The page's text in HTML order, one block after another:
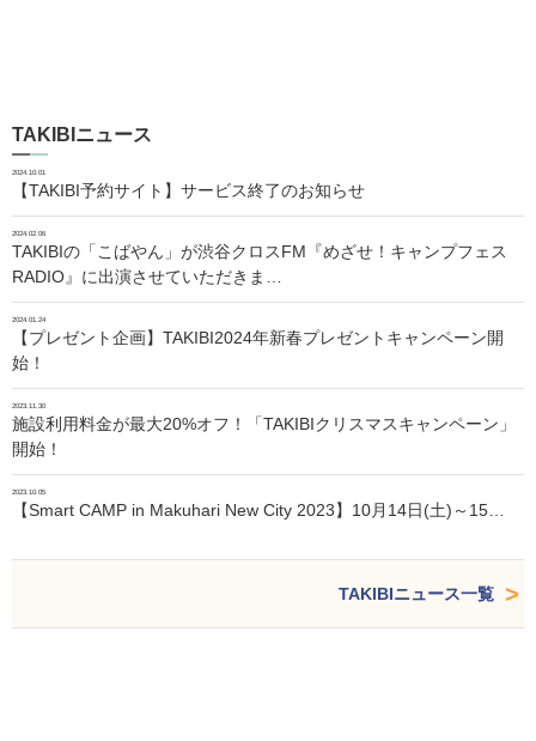
TAKIBIニュース
2024.10.01
【TAKIBI予約サイト】サービス終了のお知らせ
2024.02.06
TAKIBIの「こばやん」が渋谷クロスFM『めざせ！キャンプフェス
RADIO』に出演させていただきま…
2024.01.24
【プレゼント企画】TAKIBI2024年新春プレゼントキャンペーン開
始！
2023.11.30
施設利用料金が最大20%オフ！「TAKIBIクリスマスキャンペーン」
開始！
2023.10.05
【Smart CAMP in Makuhari New City 2023】10月14日(土)～15…
TAKIBIニュース一覧